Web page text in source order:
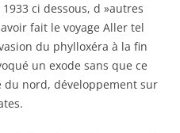
ci dessous, d »autres
fait le voyage Aller tel
du phylloxéra à la fin
un exode sans que ce
nord, développement sur